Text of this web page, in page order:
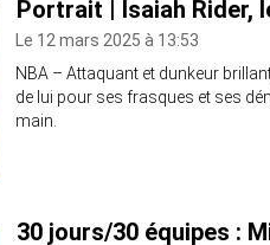
Portrait | Isaiah Rider,
Le 12 mars 2025 à 13:53
NBA – Attaquant et dunkeur
de lui pour ses frasques et ses
main.
30 jours/30 équipes :